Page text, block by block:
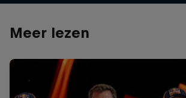
Meer lezen